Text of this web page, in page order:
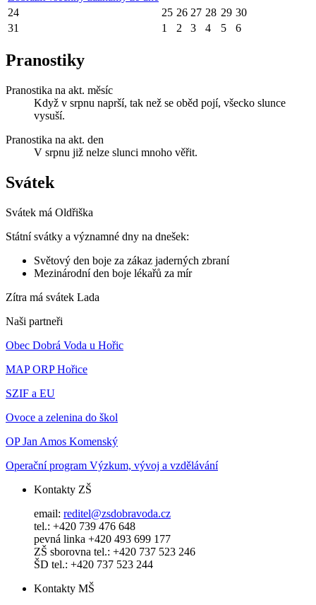
24 25 26 27 28 29 30
31
1 2 3 4 5 6
Pranostiky
Pranostika na akt. měsíc
Když v srpnu naprší, tak než se oběd pojí, všecko slunce
vysuší.
Pranostika na akt. den
V srpnu již nelze slunci mnoho věřit.
Svátek
Svátek má Oldřiška
Státní svátky a významné dny na dnešek:
Světový den boje za zákaz jaderných zbraní
Mezinárodní den boje lékařů za mír
Zítra má svátek Lada
Naši partneři
Obec Dobrá Voda u Hořic
MAP ORP Hořice
SZIF a EU
Ovoce a zelenina do škol
OP Jan Amos Komenský
Operační program Výzkum, vývoj a vzdělávání
Kontakty ZŠ
email: reditel@zsdobravoda.cz
tel.: +420 739 476 648
pevná linka +420 493 699 177
ZŠ sborovna tel.: +420 737 523 246
ŠD tel.: +420 737 523 244
Kontakty MŠ